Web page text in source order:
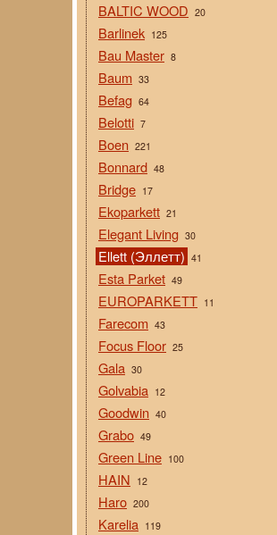
BALTIC WOOD 20
Barlinek 125
Bau Master 8
Baum 33
Befag 64
Belotti 7
Boen 221
Bonnard 48
Bridge 17
Ekoparkett 21
Elegant Living 30
Ellett (Эллетт) 41
Esta Parket 49
EUROPARKETT 11
Farecom 43
Focus Floor 25
Gala 30
Golvabia 12
Goodwin 40
Grabo 49
Green Line 100
HAIN 12
Haro 200
Karelia 119